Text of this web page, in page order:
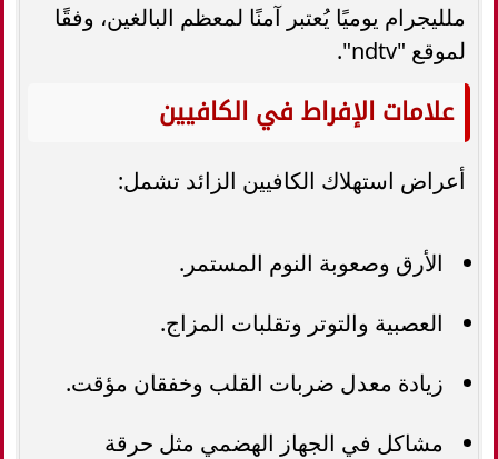
ملليجرام يوميًا يُعتبر آمنًا لمعظم البالغين، وفقًا
لموقع "ndtv".
علامات الإفراط في الكافيين
أعراض استهلاك الكافيين الزائد تشمل:
الأرق وصعوبة النوم المستمر.
العصبية والتوتر وتقلبات المزاج.
زيادة معدل ضربات القلب وخفقان مؤقت.
مشاكل في الجهاز الهضمي مثل حرقة